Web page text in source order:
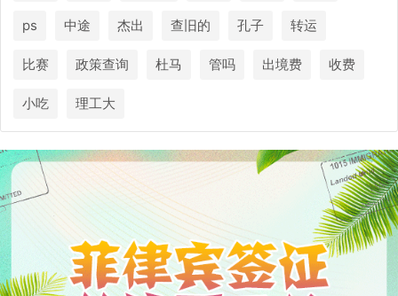
ps 中途 杰出 查旧的 孔子 转运
比赛 政策查询 杜马 管吗 出境费 收费
小吃 理工大